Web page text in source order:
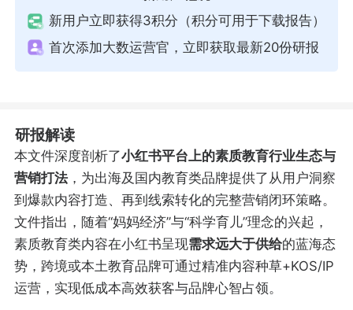
新用户立即获得3积分（积分可用于下载报告）
首次添加大数运营官，立即获取最新20份研报
研报解读
本文件深度剖析了小红书平台上的素质教育行业生态与
营销打法，为出海及国内教育类品牌提供了从用户洞察
到爆款内容打造、再到线索转化的完整营销闭环策略。
文件指出，随着“妈妈经济”与“科学育儿”理念的兴起，
素质教育类内容在小红书呈现需求远大于供给的蓝海态
势，跨境或本土教育品牌可通过精准内容种草+KOS/IP
运营，实现低成本高效获客与品牌心智占领。